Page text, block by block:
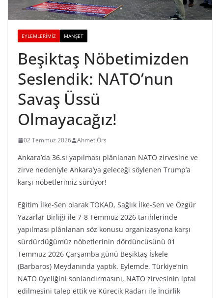
EYLEMLERIMIZ MANŞET
Beşiktaş Nöbetimizden
Seslendik: NATO’nun
Savaş Üssü
Olmayacağız!
02 Temmuz 2026 Ahmet Örs
Ankara’da 36.sı yapılması plânlanan NATO zirvesine ve
zirve nedeniyle Ankara’ya geleceği söylenen Trump’a
karşı nöbetlerimiz sürüyor!
Eğitim İlke-Sen olarak TOKAD, Sağlık İlke-Sen ve Özgür
Yazarlar Birliği ile 7-8 Temmuz 2026 tarihlerinde
yapılması plânlanan söz konusu organizasyona karşı
sürdürdüğümüz nöbetlerinin dördüncüsünü 01
Temmuz 2026 Çarşamba günü Beşiktaş İskele
(Barbaros) Meydanında yaptık. Eylemde, Türkiye’nin
NATO üyeliğini sonlandırmasını, NATO zirvesinin iptal
edilmesini talep ettik ve Kürecik Radarı ile İncirlik